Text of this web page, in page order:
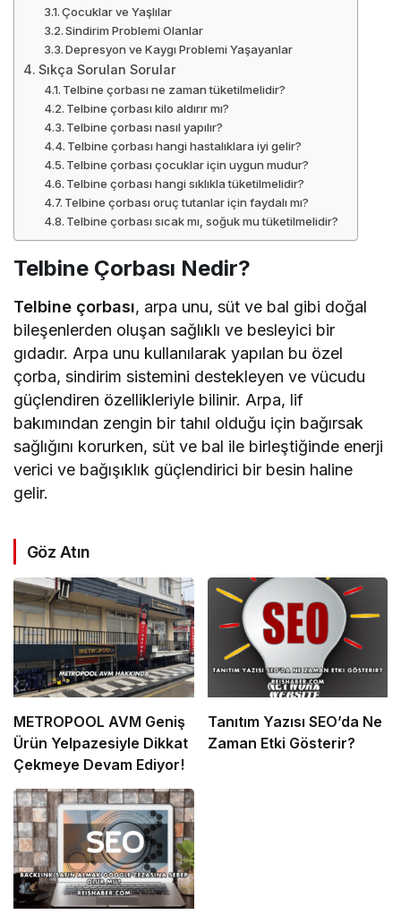
Çocuklar ve Yaşlılar
Sindirim Problemi Olanlar
Depresyon ve Kaygı Problemi Yaşayanlar
Sıkça Sorulan Sorular
Telbine çorbası ne zaman tüketilmelidir?
Telbine çorbası kilo aldırır mı?
Telbine çorbası nasıl yapılır?
Telbine çorbası hangi hastalıklara iyi gelir?
Telbine çorbası çocuklar için uygun mudur?
Telbine çorbası hangi sıklıkla tüketilmelidir?
Telbine çorbası oruç tutanlar için faydalı mı?
Telbine çorbası sıcak mı, soğuk mu tüketilmelidir?
Telbine Çorbası Nedir?
Telbine çorbası, arpa unu, süt ve bal gibi doğal
bileşenlerden oluşan sağlıklı ve besleyici bir
gıdadır. Arpa unu kullanılarak yapılan bu özel
çorba, sindirim sistemini destekleyen ve vücudu
güçlendiren özellikleriyle bilinir. Arpa, lif
bakımından zengin bir tahıl olduğu için bağırsak
sağlığını korurken, süt ve bal ile birleştiğinde enerji
verici ve bağışıklık güçlendirici bir besin haline
gelir.
Göz Atın
METROPOOL AVM Geniş
Ürün Yelpazesiyle Dikkat
Çekmeye Devam Ediyor!
Tanıtım Yazısı SEO’da Ne
Zaman Etki Gösterir?